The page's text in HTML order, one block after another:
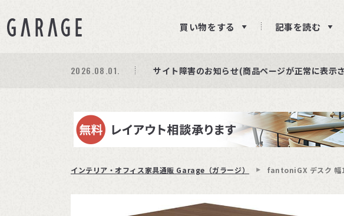
買い物をする 記事を読む
期間限定プレゼント│レビュー投稿をお待ちして
商品ページ障害復旧のお知らせ
2026.08.01. サイト障害のお知らせ(商品ページが正常に表示
インテリア・オフィス家具通販 Garage（ガラージ） fantoniGX デスク 幅